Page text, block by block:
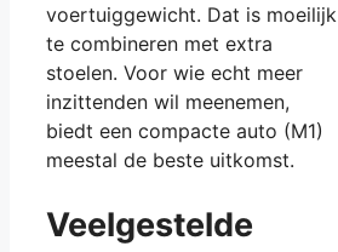
voertuiggewicht. Dat is moeilijk
te combineren met extra
stoelen. Voor wie echt meer
inzittenden wil meenemen,
biedt een compacte auto (M1)
meestal de beste uitkomst.
Veelgestelde